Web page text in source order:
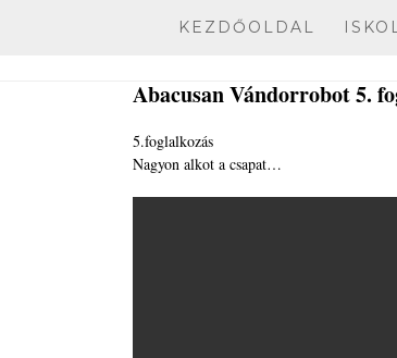
KEZDŐOLDAL
Abacusan Vándorrobot 5.
5.foglalkozás
Nagyon alkot a csapat…